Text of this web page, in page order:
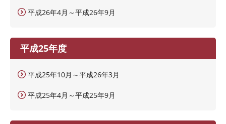
平成26年4月～平成26年9月
平成25年度
平成25年10月～平成26年3月
平成25年4月～平成25年9月